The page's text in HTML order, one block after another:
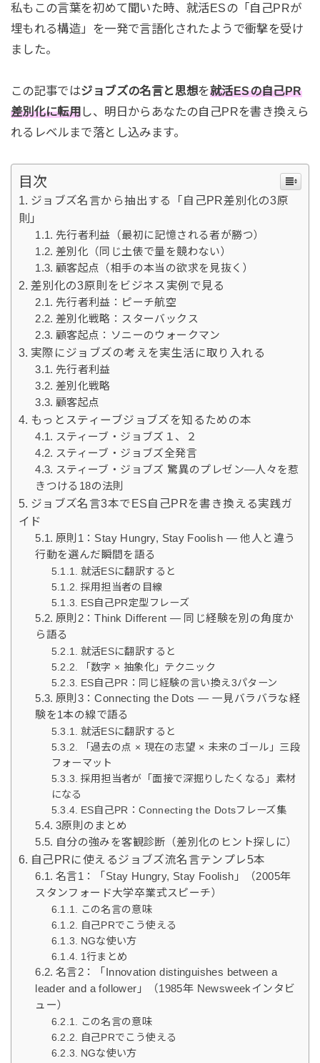
私もこの言葉を初めて聞いた時、就活ESの「自己PRが
埋もれる構造」を一発で言語化されたようで衝撃を受け
ました。
この記事ではジョブズの名言と思想を就活ESの自己PR
差別化に転用 し、明日からあなたの自己PRを書き換えら
れるレベルまで落とし込みます。
目次
ジョブズ名言から抽出する「自己PR差別化の3原
則」
先行者利益（最初に記憶される者が勝つ）
差別化（同じ土俵で量を競わない）
顧客起点（相手の本当の欲求を見抜く）
差別化の3原則をビジネス実例で見る
先行者利益：ピーチ航空
差別化戦略：スターバックス
顧客起点：ソニーのウォークマン
実際にジョブズの考えを実生活に取り入れる
先行者利益
差別化戦略
顧客起点
もっとスティーブジョブズを知るための本
スティーブ・ジョブズ１、２
スティーブ・ジョブズ全発言
スティーブ・ジョブズ 驚異のプレゼン―人々を惹
きつける18の法則
ジョブズ名言3本でES自己PRを書き換える実践ガ
イド
原則1：Stay Hungry, Stay Foolish ― 他人と違う
行動を選んだ瞬間を語る
就活ESに翻訳すると
採用担当者の目線
ES自己PR定型フレーズ
原則2：Think Different ― 同じ経験を別の角度か
ら語る
就活ESに翻訳すると
「数字 × 抽象化」テクニック
ES自己PR：同じ経験の言い換え3パターン
原則3：Connecting the Dots ― 一見バラバラな経
験を1本の線で語る
就活ESに翻訳すると
「過去の点 × 現在の志望 × 未来のゴール」三段
フォーマット
採用担当者が「面接で深掘りしたくなる」素材
になる
ES自己PR：Connecting the Dotsフレーズ集
3原則のまとめ
自分の強みを客観診断（差別化のヒント探しに）
自己PRに使えるジョブズ流名言テンプレ5本
名言1：「Stay Hungry, Stay Foolish」（2005年
スタンフォード大学卒業式スピーチ）
この名言の意味
自己PRでこう使える
NGな使い方
1行まとめ
名言2：「Innovation distinguishes between a
leader and a follower」（1985年 Newsweekインタビ
ュー）
この名言の意味
自己PRでこう使える
NGな使い方